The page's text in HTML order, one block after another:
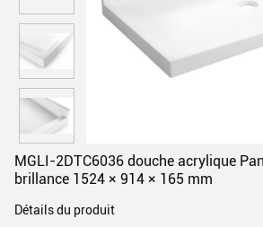
MGLI-2DTC6036 douche acrylique
brillance 1524 × 914 × 165 mm
Détails du produit